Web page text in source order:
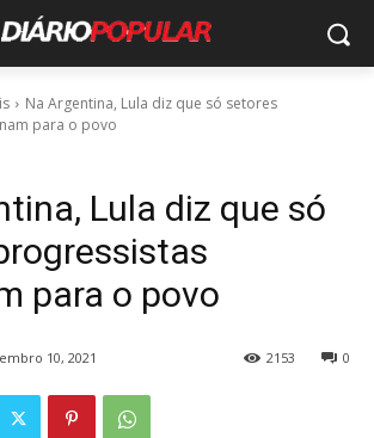
Na Argentina, Lula diz que só setores
para o povo
Lula diz que só
para o povo
10, 2021 0
2153